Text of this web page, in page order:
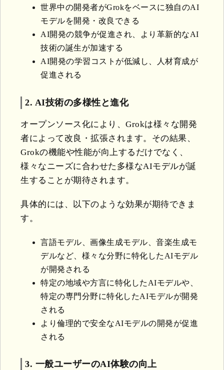
世界中の開発者がGrokをベースに独自のAI
モデルを開発・改良できる
AI開発の競争が促進され、より革新的なAI
技術の誕生が加速する
AI開発の学習コストが低減し、人材育成が
促進される
2. AI技術の多様性と進化
オープンソース化により、Grokは様々な開発
者によって改良・拡張されます。その結果、
Grokの機能や性能が向上するだけでなく、
様々なニーズに合わせた多様なAIモデルが誕
生することが期待されます。
具体的には、以下のような効果が期待できま
す。
言語モデル、画像生成モデル、音楽生成モ
デルなど、様々な分野に特化したAIモデル
が開発される
特定の地域や方言に特化したAIモデルや、
特定の専門分野に特化したAIモデルが開発
される
より倫理的で安全なAIモデルの開発が促進
される
3. 一般ユーザーのAI体験の向上